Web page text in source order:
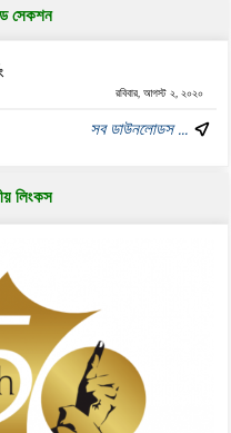
সেকশন
রবিবার, আগস্ট ২, ২০২০
সব ডাউনলোডস ...
লিংকস